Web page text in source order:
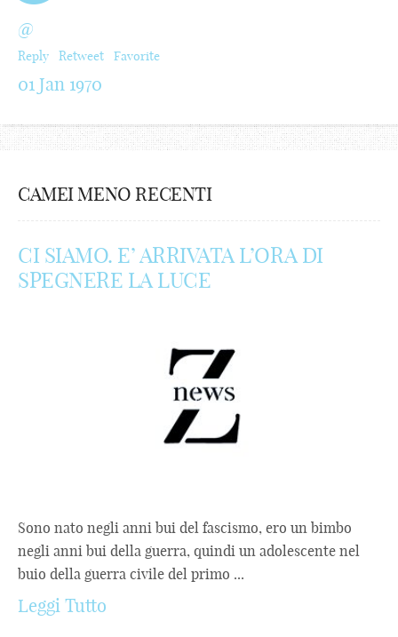
@
Reply Retweet Favorite
01 Jan 1970
CAMEI MENO RECENTI
CI SIAMO. E’ ARRIVATA L’ORA DI
SPEGNERE LA LUCE
Sono nato negli anni bui del fascismo, ero un bimbo
negli anni bui della guerra, quindi un adolescente nel
buio della guerra civile del primo ...
Leggi Tutto